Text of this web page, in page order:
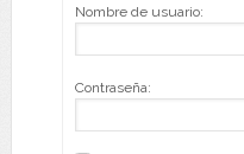
Nombre de usuario:
Contraseña: